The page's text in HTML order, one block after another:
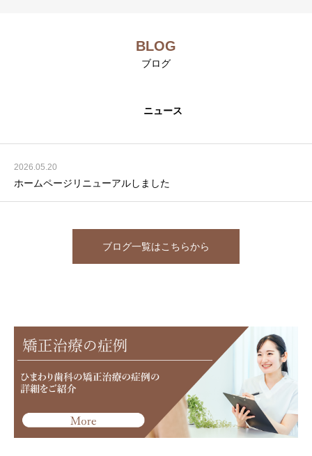
BLOG
ブログ
ニュース
2026.05.20
ホームページリニューアルしました
ブログ一覧はこちらから